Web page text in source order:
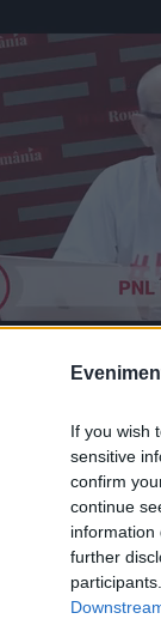
If you wish
sensitive
confirm
continue
information
further
un fan a
vorba,